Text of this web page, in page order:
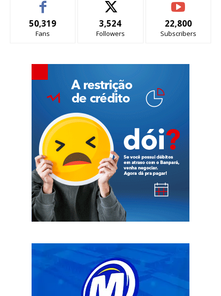
50,319
Fans
3,524
Followers
22,800
Subscribers